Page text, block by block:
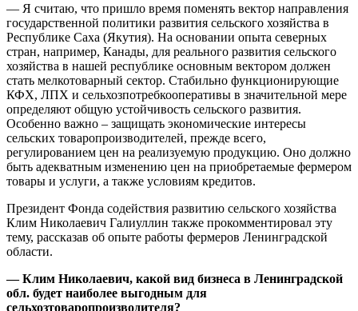
— Я считаю, что пришло время поменять вектор направления
государственной политики развития сельского хозяйства в
Республике Саха (Якутия). На основании опыта северных
стран, например, Канады, для реального развития сельского
хозяйства в нашей республике основным вектором должен
стать мелкотоварный сектор. Стабильно функционирующие
КФХ, ЛПХ и сельхозпотребкооперативы в значительной мере
определяют общую устойчивость сельского развития.
Особенно важно – защищать экономические интересы
сельских товаропроизводителей, прежде всего,
регулированием цен на реализуемую продукцию. Оно должно
быть адекватным изменению цен на приобретаемые фермером
товары и услуги, а также условиям кредитов.
Президент Фонда содействия развитию сельского хозяйства
Клим Николаевич Галиуллин также прокомментировал эту
тему, рассказав об опыте работы фермеров Ленинградской
области.
— Клим Николаевич, какой вид бизнеса в Ленинградской
обл. будет наиболее выгодным для
сельхозтоваропроизводителя?